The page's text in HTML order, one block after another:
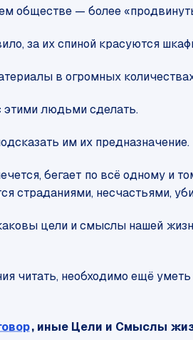
обществе — более
за их спиной красуются
в огромных
этими людьми сделать.
им их предназначение.
бегает по всё одному и
страданиями, несчастьями,
цели и смыслы нашей
читать, необходимо ещё
, иные Цели и Смыслы